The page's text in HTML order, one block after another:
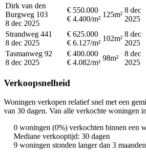
Dirk van den
Burgweg 103
8 dec 2025
€ 550.000
€ 4.400/m²
125m²
8 dec
2025
Strandweg 441
8 dec 2025
€ 625.000
€ 6.127/m²
102m²
8 dec
2025
Tasmanweg 92
8 dec 2025
€ 400.000
€ 4.082/m²
98m²
8 dec
2025
Verkoopsnelheid
Woningen verkopen relatief snel met een
van 30 dagen. Van alle verkochte woningen
0 woningen (0%) verkochten binnen een
Mediane verkooptijd: 30 dagen
9 woningen stonden langer dan 3